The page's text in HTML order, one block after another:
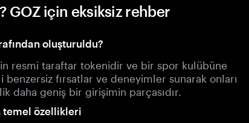
GOZ için eksiksiz rehber
oluşturuldu?
resmi taraftar tokenidir ve bir spor kulübüne
fırsatlar ve deneyimler sunarak onları
daha geniş bir girişimin parçasıdır.
temel özellikleri